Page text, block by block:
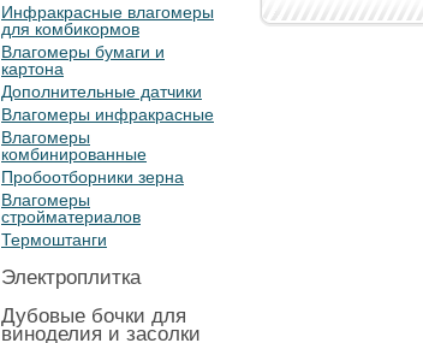
Инфракрасные влагомеры
для комбикормов
Влагомеры бумаги и
картона
Дополнительные датчики
Влагомеры инфракрасные
Влагомеры
комбинированные
Пробоотборники зерна
Влагомеры
стройматериалов
Термоштанги
Электроплитка
Дубовые бочки для
виноделия и засолки